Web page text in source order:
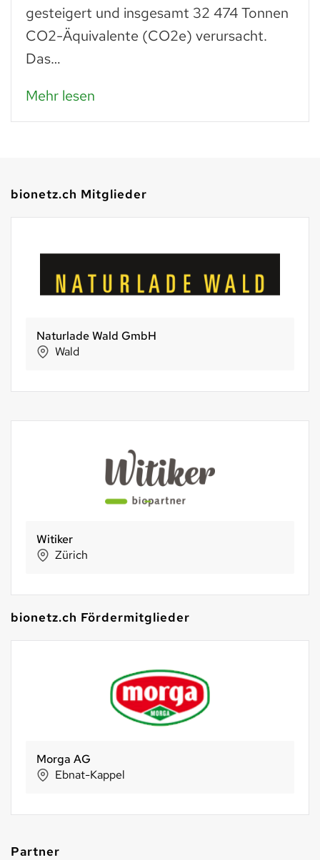
gesteigert und insgesamt 32 474 Tonnen
CO2-Äquivalente (CO2e) verursacht.
Das…
Mehr lesen
bionetz.ch Mitglieder
Naturlade Wald GmbH
Wald
Witiker
Zürich
bionetz.ch Fördermitglieder
Morga AG
Ebnat-Kappel
Partner